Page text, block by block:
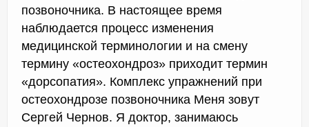
позвоночника. В настоящее время
наблюдается процесс изменения
медицинской терминологии и на смену
термину «остеохондроз» приходит термин
«дорсопатия». Комплекс упражнений при
остеохондрозе позвоночника Меня зовут
Сергей Чернов. Я доктор, занимаюсь